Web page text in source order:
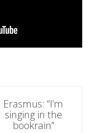
Erasmus: “I’m
singing in the
bookrain”